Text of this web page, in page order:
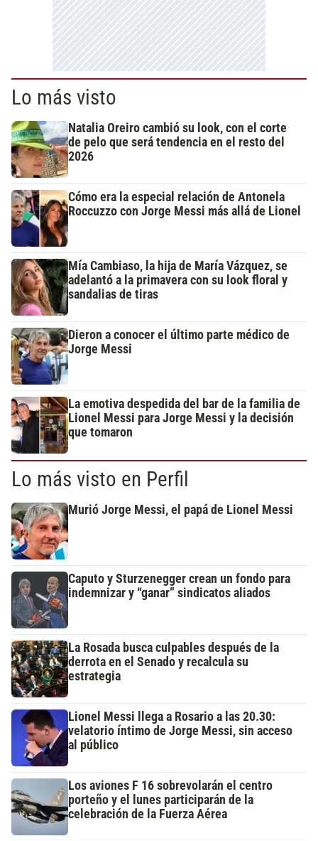
Lo más visto
Natalia Oreiro cambió su look, con el corte
de pelo que será tendencia en el resto del
2026
Cómo era la especial relación de Antonela
Roccuzzo con Jorge Messi más allá de Lionel
Mía Cambiaso, la hija de María Vázquez, se
adelantó a la primavera con su look floral y
sandalias de tiras
Dieron a conocer el último parte médico de
Jorge Messi
La emotiva despedida del bar de la familia de
Lionel Messi para Jorge Messi y la decisión
que tomaron
Lo más visto en Perfil
Murió Jorge Messi, el papá de Lionel Messi
Caputo y Sturzenegger crean un fondo para
indemnizar y “ganar” sindicatos aliados
La Rosada busca culpables después de la
derrota en el Senado y recalcula su
estrategia
Lionel Messi llega a Rosario a las 20.30:
velatorio íntimo de Jorge Messi, sin acceso
al público
Los aviones F 16 sobrevolarán el centro
porteño y el lunes participarán de la
celebración de la Fuerza Aérea